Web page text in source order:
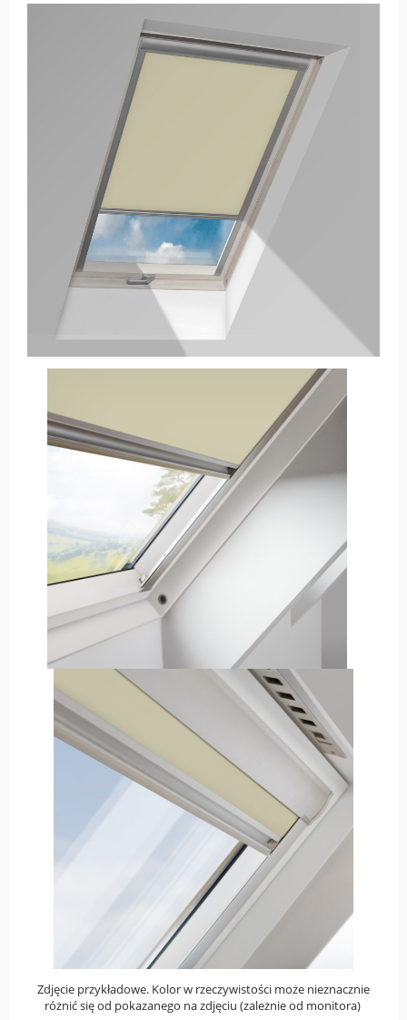
Zdjęcie przykładowe. Kolor w rzeczywistości może nieznacznie
różnić się od pokazanego na zdjęciu (zależnie od monitora)